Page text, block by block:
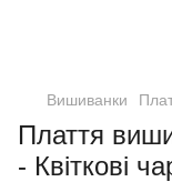
Вишиванки
Плаття
- Квіткові